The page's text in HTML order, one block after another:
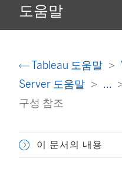
도움말
Tableau 도움말
Server 도움말
...
구성 참조
이 문서의 내용